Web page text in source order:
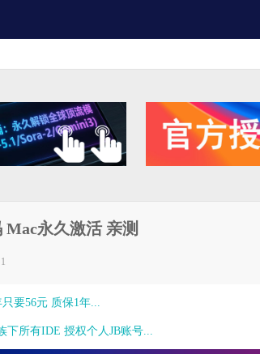
永久激活 亲测
1
要56元 质保1年...
下所有IDE 授权个人JB账号...